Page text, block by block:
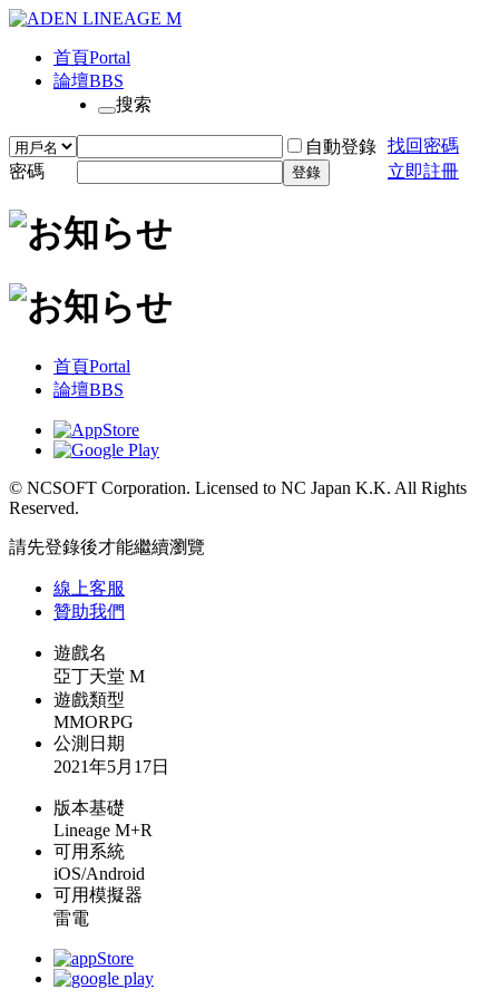
首頁Portal
論壇BBS
搜索
自動登錄 找回密碼
密碼
登錄 立即註冊
首頁Portal
論壇BBS
© NCSOFT Corporation. Licensed to NC Japan K.K. All Rights
Reserved.
請先登錄後才能繼續瀏覽
線上客服
贊助我們
遊戲名
亞丁天堂 M
遊戲類型
MMORPG
公測日期
2021年5月17日
版本基礎
Lineage M+R
可用系統
iOS/Android
可用模擬器
雷電